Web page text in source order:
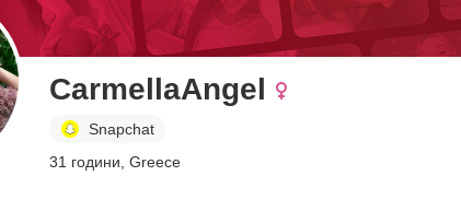
CarmellaAngel
Snapchat
31 години, Greece